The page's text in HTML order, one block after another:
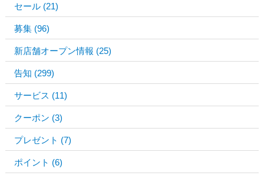
セール (21)
募集 (96)
新店舗オープン情報 (25)
告知 (299)
サービス (11)
クーポン (3)
プレゼント (7)
ポイント (6)